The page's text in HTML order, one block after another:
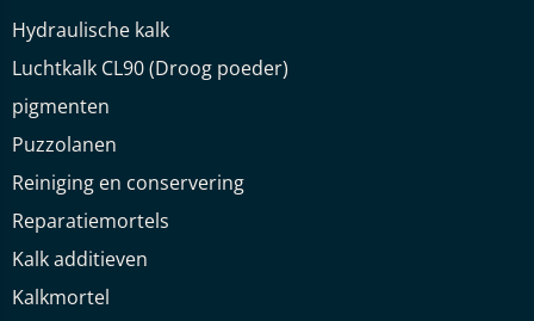
Hydraulische kalk
Luchtkalk CL90 (Droog poeder)
pigmenten
Puzzolanen
Reiniging en conservering
Reparatiemortels
Kalk additieven
Kalkmortel